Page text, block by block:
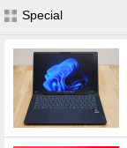
Special